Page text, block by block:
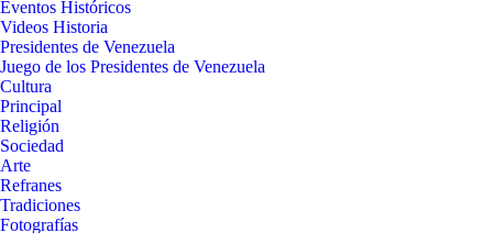
Eventos Históricos
Videos Historia
Presidentes de Venezuela
Juego de los Presidentes de Venezuela
Cultura
Principal
Religión
Sociedad
Arte
Refranes
Tradiciones
Fotografías